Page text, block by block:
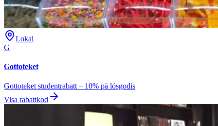
Lokal
G
Gottoteket
Gottoteket studentrabatt – 10% på lösgodis
Visa rabattkod